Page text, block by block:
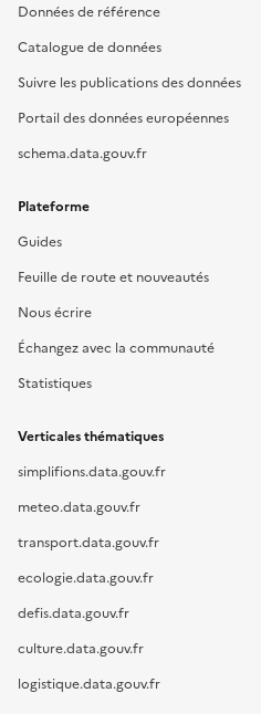
Données de référence
Catalogue de données
Suivre les publications des données
Portail des données européennes
schema.data.gouv.fr
Plateforme
Guides
Feuille de route et nouveautés
Nous écrire
Échangez avec la communauté
Statistiques
Verticales thématiques
simplifions.data.gouv.fr
meteo.data.gouv.fr
transport.data.gouv.fr
ecologie.data.gouv.fr
defis.data.gouv.fr
culture.data.gouv.fr
logistique.data.gouv.fr